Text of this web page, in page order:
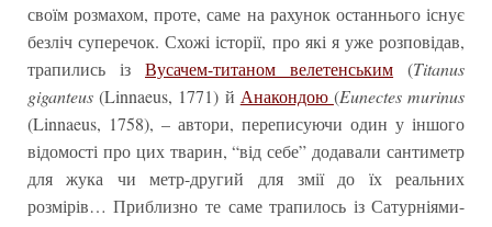
своїм розмахом, проте, саме на рахунок останнього існує
безліч суперечок. Схожі історії, про які я уже розповідав,
трапились із Вусачем-титаном велетенським (Titanus
giganteus(Linnaeus, 1771) й Анакондою (Eunectes murinus
(Linnaeus, 1758), – автори, переписуючи один у іншого
відомості про цих тварин, “від себе” додавали сантиметр
для жука чи метр-другий для змії до їх реальних
розмірів… Приблизно те саме трапилось із Сатурніями-